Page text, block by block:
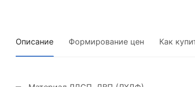
Описание Формирование цен Как